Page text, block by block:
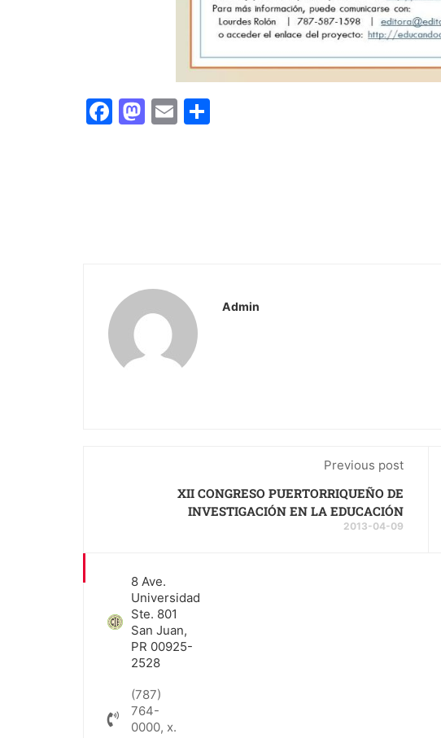
Facebook
Mastodon
Email
Admin
Previous post
XII CONGRESO PUERTORRIQUEÑO DE
INVESTIGACIÓN EN LA EDUCACIÓN
2013-04-09
8 Ave.
Universidad
Ste. 801
San Juan,
PR 00925-
2528
(787)
764-
0000, x.